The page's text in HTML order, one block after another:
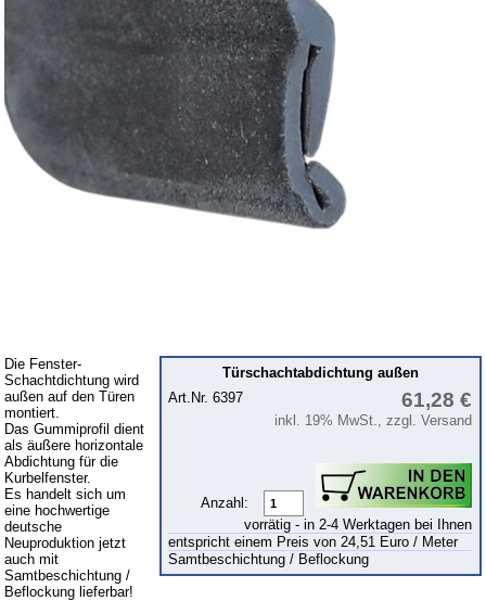
Motor
Kühlsystem
Kupplung
Zündung
Zylinderkopf
Kraftstoffsystem
Gummiprofile
Zubehör
Tuningteile
Barkas B 1000
Anhänger
Türschachtabdichtung außen
Art.Nr. 6397
61,28 €
inkl. 19% MwSt., zzgl. Versand
Anzahl:
vorrätig - in 2-4 Werktagen bei Ihnen
entspricht einem Preis von 24,51 Euro / Meter
Samtbeschichtung / Beflockung
Die Fenster-
Schachtdichtung wird
außen auf den Türen
montiert.
Das Gummiprofil dient
als äußere horizontale
Abdichtung für die
Kurbelfenster.
Es handelt sich um
eine hochwertige
deutsche
Neuproduktion jetzt
auch mit
Samtbeschichtung /
Beflockung lieferbar!